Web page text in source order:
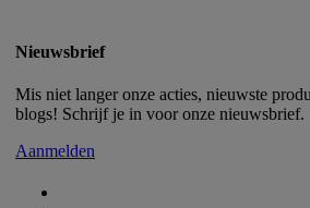
Nieuwsbrief
Mis niet langer onze acties, nieuwste
blogs! Schrijf je in voor onze nieuwsbrief.
Aanmelden